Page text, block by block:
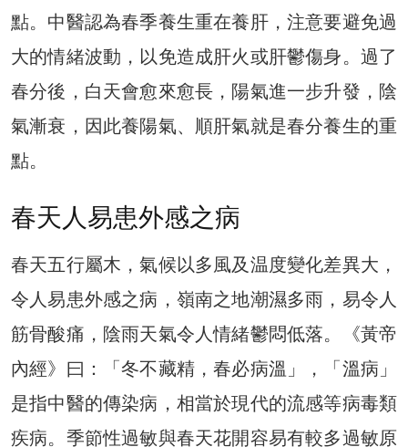
點。中醫認為春季養生重在養肝，注意要避免過
大的情緒波動，以免造成肝火或肝鬱傷身。過了
春分後，白天會愈來愈長，陽氣進一步升發，陰
氣漸衰，因此養陽氣、順肝氣就是春分養生的重
點。
春天人易患外感之病
春天五行屬木，氣候以多風及温度變化差異大，
令人易患外感之病，嶺南之地潮濕多雨，易令人
筋骨酸痛，陰雨天氣令人情緒鬱悶低落。《黃帝
內經》曰：「冬不藏精，春必病溫」，「溫病」
是指中醫的傳染病，相當於現代的流感等病毒類
疾病。季節性過敏與春天花開容易有較多過敏原